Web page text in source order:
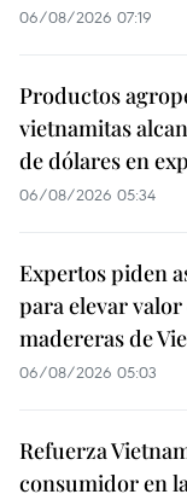
06/08/2026 07:19
Productos
vietnamitas
de dólares en
06/08/2026 05:34
Expertos piden
para elevar
madereras de
06/08/2026 05:03
Refuerza
consumidor en